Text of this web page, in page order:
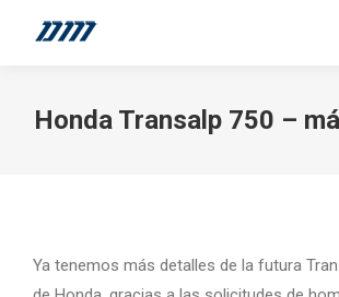
Honda Transalp 750 –
Ya tenemos más detalles de la futura